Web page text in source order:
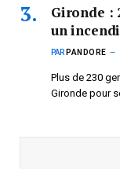
Gironde :
un
PAR PANDORE
Plus de 230
Gironde pour